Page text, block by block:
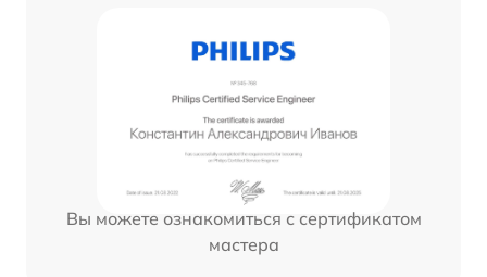
Вы можете ознакомиться с сертификатом
мастера